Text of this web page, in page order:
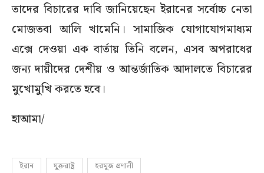
তাদের বিচারের দাবি জানিয়েছেন ইরানের সর্বোচ্চ নেতা
মোজতবা আলি খামেনি। সামাজিক যোগাযোগমাধ্যম
এক্সে দেওয়া এক বার্তায় তিনি বলেন, এসব অপরাধের
জন্য দায়ীদের দেশীয় ও আন্তর্জাতিক আদালতে বিচারের
মুখোমুখি করতে হবে।
হাআমা/
ইরান যুক্তরাষ্ট্র হরমুজ প্রণালী